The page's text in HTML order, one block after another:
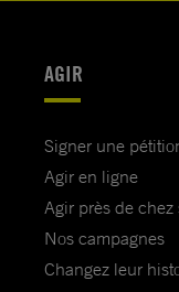
AGIR
Signer une
Agir en ligne
Agir près de chez
Nos campagnes
Changez leur